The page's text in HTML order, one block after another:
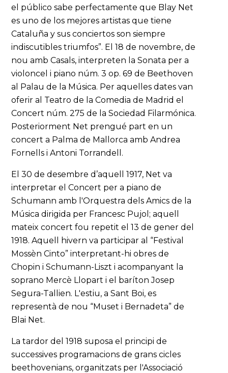
el público sabe perfectamente que Blay Net
es uno de los mejores artistas que tiene
Cataluña y sus conciertos son siempre
indiscutibles triumfos”. El 18 de novembre, de
nou amb Casals, interpreten la Sonata per a
violoncel i piano núm. 3 op. 69 de Beethoven
al Palau de la Música. Per aquelles dates van
oferir al Teatro de la Comedia de Madrid el
Concert núm. 275 de la Sociedad Filarmónica.
Posteriorment Net prengué part en un
concert a Palma de Mallorca amb Andrea
Fornells i Antoni Torrandell.
El 30 de desembre d’aquell 1917, Net va
interpretar el Concert per a piano de
Schumann amb l'Orquestra dels Amics de la
Música dirigida per Francesc Pujol; aquell
mateix concert fou repetit el 13 de gener del
1918. Aquell hivern va participar al “Festival
Mossèn Cinto” interpretant-hi obres de
Chopin i Schumann-Liszt i acompanyant la
soprano Mercè Llopart i el baríton Josep
Segura-Tallien. L'estiu, a Sant Boi, es
representà de nou “Muset i Bernadeta” de
Blai Net.
La tardor del 1918 suposa el principi de
successives programacions de grans cicles
beethovenians, organitzats per l'Associació